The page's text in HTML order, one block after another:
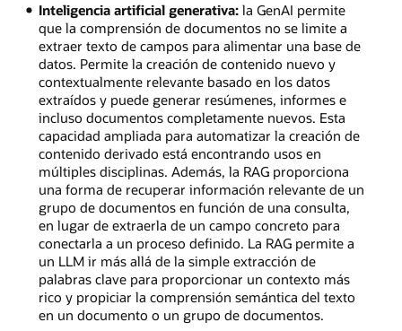
Inteligencia artificial generativa:la GenAI permite
que la comprensión de documentos no se limite a
extraer texto de campos para alimentar una base de
datos. Permite la creación de contenido nuevo y
contextualmente relevante basado en los datos
extraídos y puede generar resúmenes, informes e
incluso documentos completamente nuevos. Esta
capacidad ampliada para automatizar la creación de
contenido derivado está encontrando usos en
múltiples disciplinas. Además, la RAG proporciona
una forma de recuperar información relevante de un
grupo de documentos en función de una consulta,
en lugar de extraerla de un campo concreto para
conectarla a un proceso definido. La RAG permite a
un LLM ir más allá de la simple extracción de
palabras clave para proporcionar un contexto más
rico y propiciar la comprensión semántica del texto
en un documento o un grupo de documentos.